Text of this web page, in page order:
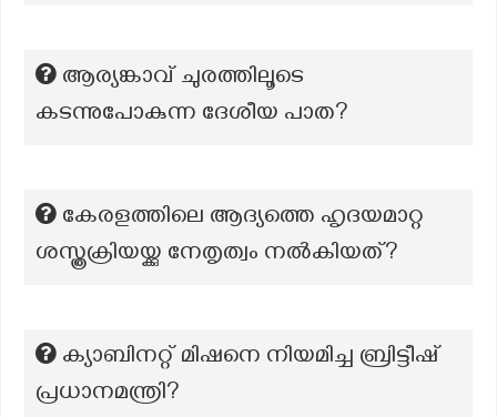
ആര്യങ്കാവ് ചുരത്തിലൂടെ
കടന്നുപോകുന്ന ദേശീയ പാത?
കേരളത്തിലെ ആദ്യത്തെ ഹൃദയമാറ്റ
ശസ്ത്രക്രിയയ്ക്കു നേതൃത്വം നൽകിയത്?
ക്യാബിനറ്റ് മിഷനെ നിയമിച്ച ബ്രിട്ടീഷ്
പ്രധാനമന്ത്രി?